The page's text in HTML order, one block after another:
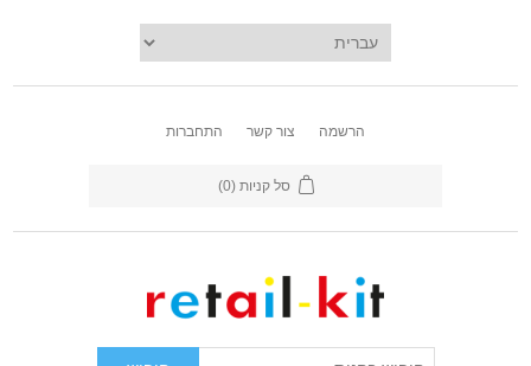
הרשמה צור קשר התחברות
סל קניות (0)